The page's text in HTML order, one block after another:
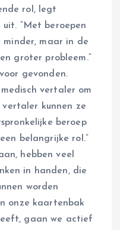
rol, legt
“Met beroepen
maar in de
groter probleem.”
gevonden.
vertaler om
vertaler kunnen ze
beroep
belangrijke rol.”
hebben veel
in handen, die
worden
onze kaartenbak
gaan we actief